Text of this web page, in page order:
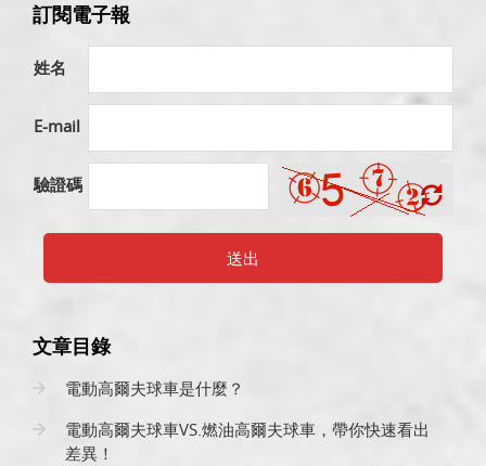
訂閱電子報
姓名
E-mail
驗證碼
送出
文章目錄
電動高爾夫球車是什麼？
電動高爾夫球車VS.燃油高爾夫球車，帶你快速看出
差異！